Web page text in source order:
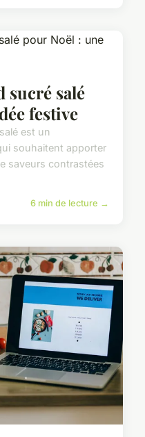
sucré salé
festive
est un
souhaitent apporter
saveurs contrastées
6 min de lecture →